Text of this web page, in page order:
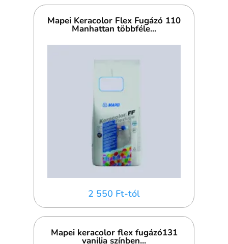
Mapei Keracolor Flex Fugázó 110
Manhattan többféle...
2 550 Ft-tól
Mapei keracolor flex fugázó131
vanilia színben...